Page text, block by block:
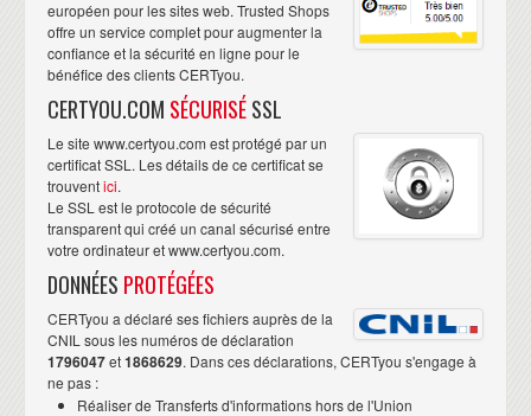
européen pour les sites web. Trusted Shops
offre un service complet pour augmenter la
confiance et la sécurité en ligne pour le
bénéfice des clients CERTyou.
CERTYOU.COM SÉCURISÉSSL
Le site www.certyou.com est protégé par un
certificat SSL. Les détails de ce certificat se
trouventici.
Le SSL est le protocole de sécurité
transparent qui créé un canal sécurisé entre
votre ordinateur et www.certyou.com.
DONNÉES PROTÉGÉES
CERTyou a déclaré ses fichiers auprès de la
CNIL sous les numéros de déclaration
1796047et1868629. Dans ces déclarations, CERTyou s'engage à
ne pas :
Réaliser de Transferts d'informations hors de l'Union